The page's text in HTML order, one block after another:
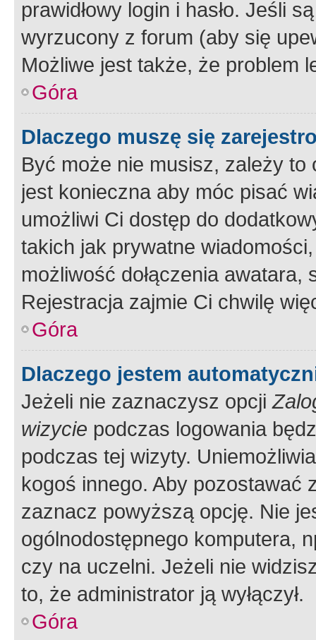
prawidłowy login i hasło. Jeśli
wyrzucony z forum (aby się
Możliwe jest także, że problem
Góra
Dlaczego muszę się
Być może nie musisz, zależy
jest konieczna aby móc pisać
umożliwi Ci dostęp do
takich jak prywatne
możliwość dołączenia
Rejestracja zajmie Ci chwilę
Góra
Dlaczego jestem
Jeżeli nie zaznaczysz opcji
wizycie podczas logowania
podczas tej wizyty.
kogoś innego. Aby pozostawać
zaznacz powyższą opcję. Nie
ogólnodostępnego komputera,
czy na uczelni. Jeżeli nie
to, że administrator ją wyłączył.
Góra